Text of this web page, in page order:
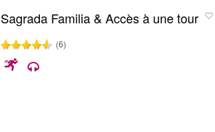
Sagrada Familia & Accès à une tour
(6)